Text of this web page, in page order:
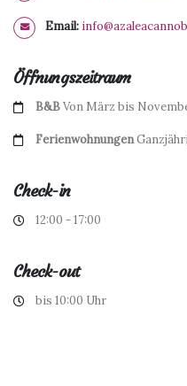
Email:
Öffnungszeitraum
B&BVon März bis
Ferienwohnungen
Check-in
12:00 - 17:00
Check-out
bis 10:00 Uhr